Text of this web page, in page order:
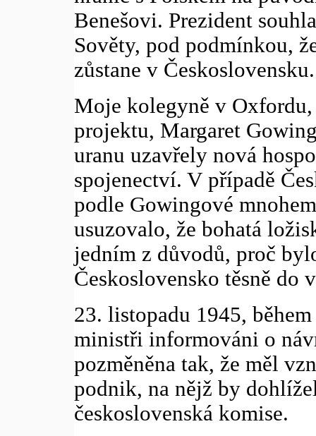
Benešovi. Prezident
Sověty, pod podmínkou,
zůstane v Československu.
Moje kolegyně v
projektu, Margaret
uranu uzavřely nová
spojenectví. V případě
podle Gowingové
usuzovalo, že bohatá
jedním z důvodů, proč
Československo těsně do
23. listopadu 1945,
ministři informováni o
pozměněna tak, že měl
podnik, na nějž by
československá komise.